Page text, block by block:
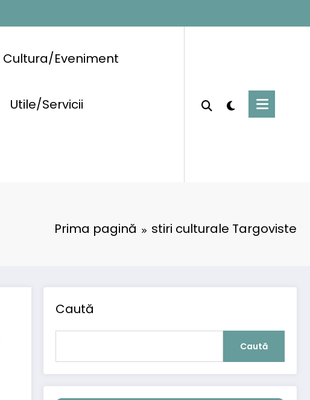
Cultura/Eveniment
Utile/Servicii
Prima pagină stiri culturale Targoviste
Caută
Caută